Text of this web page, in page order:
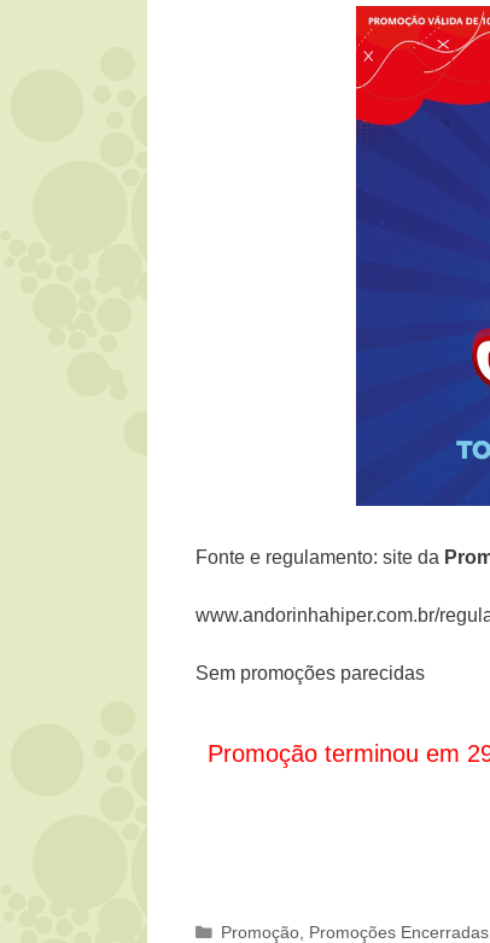
Fonte e regulamento: site da
www.andorinhahiper.com.br/
Sem promoções parecidas
Promoção terminou em
Categorias
Promoção Promoções Encerradas